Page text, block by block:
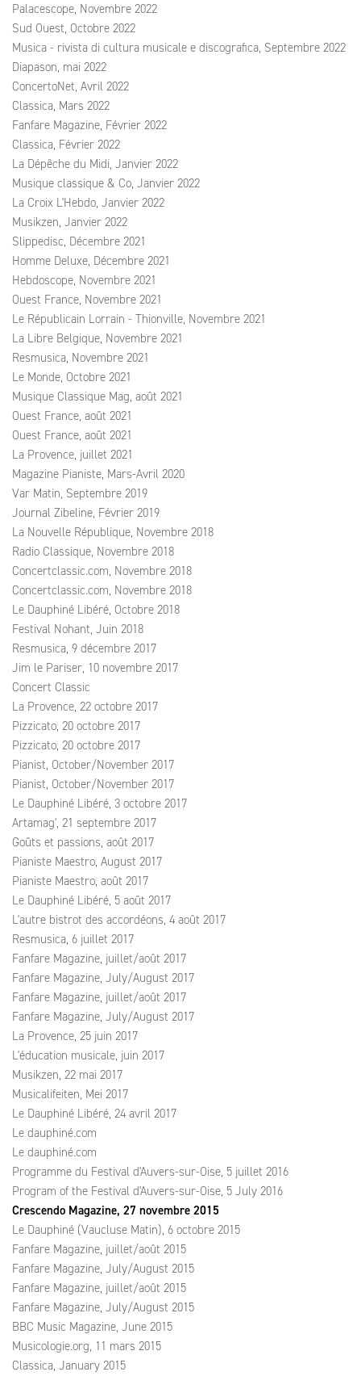
Palacescope, Novembre 2022
Sud Ouest, Octobre 2022
Musica - rivista di cultura musicale e discografica, Septembre 2022
Diapason, mai 2022
ConcertoNet, Avril 2022
Classica, Mars 2022
Fanfare Magazine, Février 2022
Classica, Février 2022
La Dépêche du Midi, Janvier 2022
Musique classique & Co, Janvier 2022
La Croix L'Hebdo, Janvier 2022
Musikzen, Janvier 2022
Slippedisc, Décembre 2021
Homme Deluxe, Décembre 2021
Hebdoscope, Novembre 2021
Ouest France, Novembre 2021
Le Républicain Lorrain - Thionville, Novembre 2021
La Libre Belgique, Novembre 2021
Resmusica, Novembre 2021
Le Monde, Octobre 2021
Musique Classique Mag, août 2021
Ouest France, août 2021
Ouest France, août 2021
La Provence, juillet 2021
Magazine Pianiste, Mars-Avril 2020
Var Matin, Septembre 2019
Journal Zibeline, Février 2019
La Nouvelle République, Novembre 2018
Radio Classique, Novembre 2018
Concertclassic.com, Novembre 2018
Concertclassic.com, Novembre 2018
Le Dauphiné Libéré, Octobre 2018
Festival Nohant, Juin 2018
Resmusica, 9 décembre 2017
Jim le Pariser, 10 novembre 2017
Concert Classic
La Provence, 22 octobre 2017
Pizzicato, 20 octobre 2017
Pizzicato, 20 octobre 2017
Pianist, October/November 2017
Pianist, October/November 2017
Le Dauphiné Libéré, 3 octobre 2017
Artamag', 21 septembre 2017
Goûts et passions, août 2017
Pianiste Maestro, August 2017
Pianiste Maestro, août 2017
Le Dauphiné Libéré, 5 août 2017
L'autre bistrot des accordéons, 4 août 2017
Resmusica, 6 juillet 2017
Fanfare Magazine, juillet/août 2017
Fanfare Magazine, July/August 2017
Fanfare Magazine, juillet/août 2017
Fanfare Magazine, July/August 2017
La Provence, 25 juin 2017
L'éducation musicale, juin 2017
Musikzen, 22 mai 2017
Musicalifeiten, Mei 2017
Le Dauphiné Libéré, 24 avril 2017
Le dauphiné.com
Le dauphiné.com
Programme du Festival d'Auvers-sur-Oise, 5 juillet 2016
Program of the Festival d'Auvers-sur-Oise, 5 July 2016
Crescendo Magazine, 27 novembre 2015
Le Dauphiné (Vaucluse Matin), 6 octobre 2015
Fanfare Magazine, juillet/août 2015
Fanfare Magazine, July/August 2015
Fanfare Magazine, juillet/août 2015
Fanfare Magazine, July/August 2015
BBC Music Magazine, June 2015
Musicologie.org, 11 mars 2015
Classica, January 2015